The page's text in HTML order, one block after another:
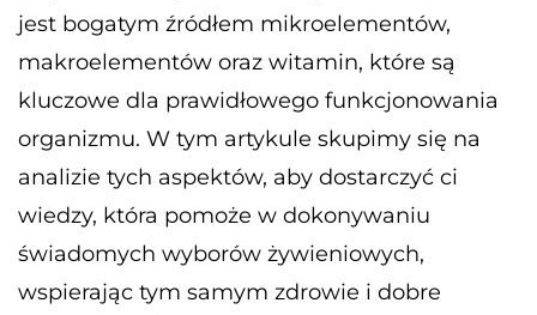
jest bogatym źródłem mikroelementów,
makroelementów oraz witamin, które są
kluczowe dla prawidłowego funkcjonowania
organizmu. W tym artykule skupimy się na
analizie tych aspektów, aby dostarczyć ci
wiedzy, która pomoże w dokonywaniu
świadomych wyborów żywieniowych,
wspierając tym samym zdrowie i dobre